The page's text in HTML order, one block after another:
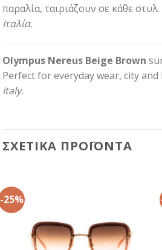
παραλία, ταιριάζουν σε κάθε
Ιταλία.
Olympus Nereus Beige Brown
Perfect for everyday wear, city
Italy.
ΣΧΕΤΙΚΆ ΠΡΟΪΌΝΤΑ
-25%